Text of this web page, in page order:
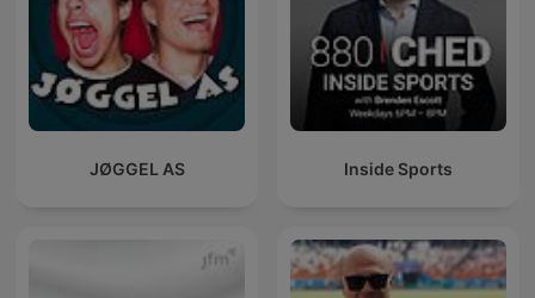
JØGGEL AS Inside Sports